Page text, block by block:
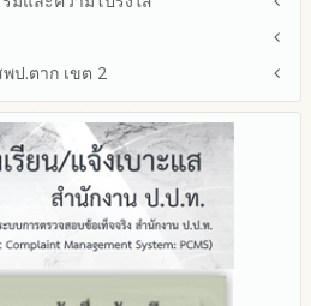
นประจำปี
ติงานของเจ้าหน้าที่
บบริการสำหรับผู้รับบริการหรือผู้มา
ขับเคลื่อนจริยธรรม
ารทุจริตและประพฤติมิชอบ ประจำ
มในการดำเนินงานปีงบประมาณ
เกณฑ์การรับทรัพย์สินหรือประโยชน์อื่น
นักงานของรัฐ
ทุจริต ในสำนักงานเขตพื้นที่การศึกษา
ตามแผนบริหารจัดการความเสี่ยงการ
การศึกษา ประจำงบประมาณ
จริตประจำปีงบประมาณ
รป้องกันการทุจริตประจำปี
าธารณะ
ใสในการจัดซื้อจัดจ้าง
รียนการทุจริต
น
ะหว่างผลประโยชน์ส่วนตนกับส่วนรวม
ลพินิจ
เสียมีส่วนร่วม
ป.ตาก เขต 2
ะ
2
เขต 2
2